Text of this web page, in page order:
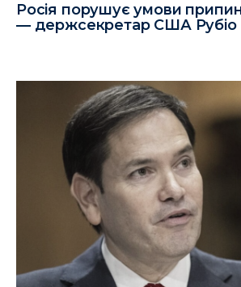
Росія порушує умови
— держсекретар США Рубіо